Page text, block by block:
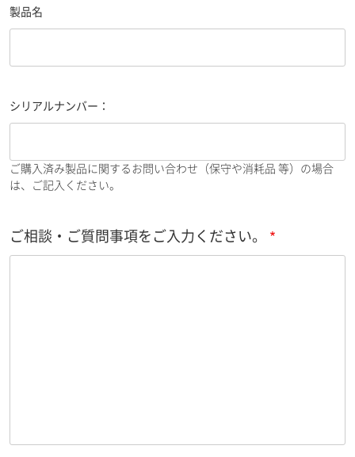
製品名
シリアルナンバー：
ご購入済み製品に関するお問い合わせ（保守や消耗品 等）の場合
は、ご記入ください。
ご相談・ご質問事項をご入力ください。